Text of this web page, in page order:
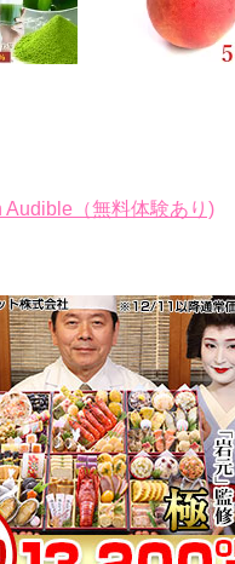
Audible（無料体験あり)